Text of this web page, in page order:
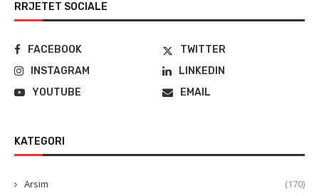
RRJETET SOCIALE
FACEBOOK
TWITTER
INSTAGRAM
LINKEDIN
YOUTUBE
EMAIL
KATEGORI
Arsim (170)